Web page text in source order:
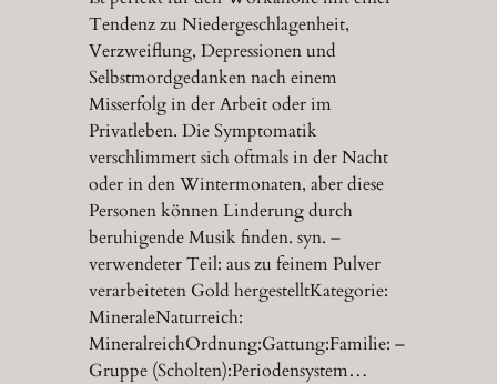
Tendenz zu Niedergeschlagenheit,
Verzweiflung, Depressionen und
Selbstmordgedanken nach einem
Misserfolg in der Arbeit oder im
Privatleben. Die Symptomatik
verschlimmert sich oftmals in der Nacht
oder in den Wintermonaten, aber diese
Personen können Linderung durch
beruhigende Musik finden. syn. –
verwendeter Teil: aus zu feinem Pulver
verarbeiteten Gold hergestelltKategorie:
MineraleNaturreich:
MineralreichOrdnung:Gattung:Familie: –
Gruppe (Scholten):Periodensystem…